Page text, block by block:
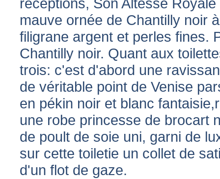
réceptions, Son Altesse
mauve ornée de Chantilly noir
filigrane argent et perles fines.
Chantilly noir. Quant aux
trois: c'est d'abord une
de véritable point de Venise
en pékin noir et blanc
une robe princesse de brocart
de poult de soie uni, garni de
sur cette toiletie un collet de
d'un flot de gaze.